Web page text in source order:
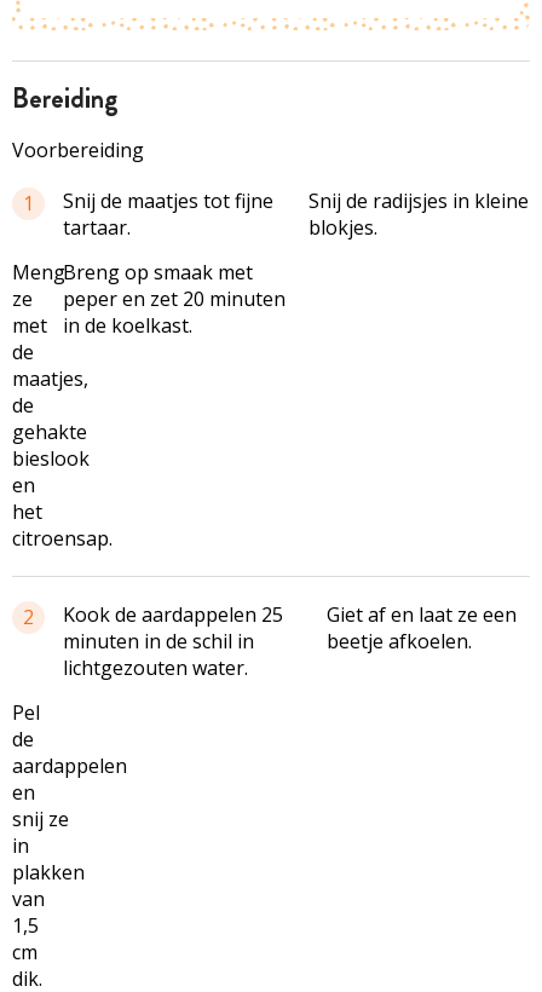
bereiding
Voorbereiding
1
Snij de maatjes tot fijne
tartaar.
Snij de radijsjes in kleine
blokjes.
Meng
ze
met
de
maatjes,
de
gehakte
bieslook
en
het
citroensap.
Breng op smaak met
peper en zet 20 minuten
in de koelkast.
2
Kook de aardappelen 25
minuten in de schil in
lichtgezouten water.
Giet af en laat ze een
beetje afkoelen.
Pel
de
aardappelen
en
snij ze
in
plakken
van
1,5
cm
dik.